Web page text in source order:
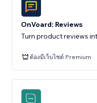
OnVoard: Reviews
Turn product reviews
ต้องมีเว็บไซต์ Premium